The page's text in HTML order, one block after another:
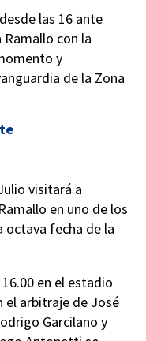
las 16 ante
con la
y
de la Zona
visitará a
en uno de los
octava fecha de la
en el estadio
el arbitraje de José
Garcilano y